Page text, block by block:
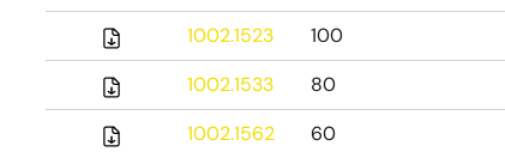
1002.1523
100
1002.1533
80
1002.1562
60